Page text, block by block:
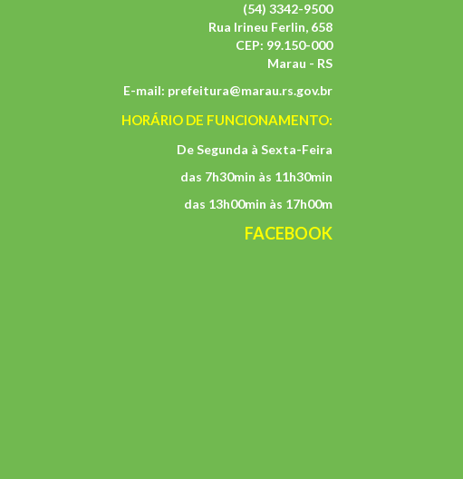
(54) 3342-9500
Rua Irineu Ferlin, 658
CEP: 99.150-000
Marau - RS
E-mail: prefeitura@marau.rs.gov.br
HORÁRIO DE FUNCIONAMENTO:
De Segunda à Sexta-Feira
das 7h30min às 11h30min
das 13h00min às 17h00m
FACEBOOK